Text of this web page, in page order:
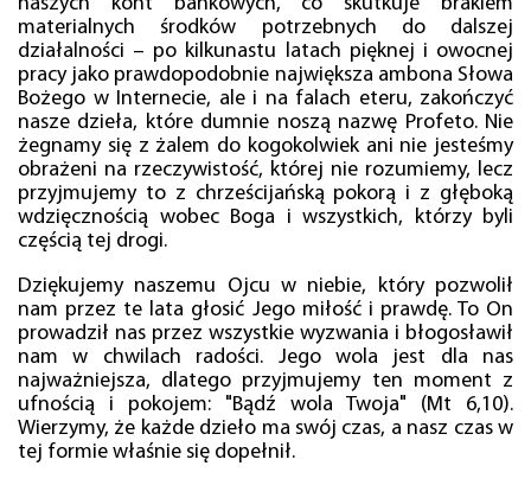
materialnych środków potrzebnych do dalszej
działalności – po kilkunastu latach pięknej i owocnej
pracy jako prawdopodobnie największa ambona Słowa
Bożego w Internecie, ale i na falach eteru, zakończyć
nasze dzieła, które dumnie noszą nazwę Profeto. Nie
żegnamy się z żalem do kogokolwiek ani nie jesteśmy
obrażeni na rzeczywistość, której nie rozumiemy, lecz
przyjmujemy to z chrześcijańską pokorą i z głęboką
wdzięcznością wobec Boga i wszystkich, którzy byli
częścią tej drogi.
Dziękujemy naszemu Ojcu w niebie, który pozwolił
nam przez te lata głosić Jego miłość i prawdę. To On
prowadził nas przez wszystkie wyzwania i błogosławił
nam w chwilach radości. Jego wola jest dla nas
najważniejsza, dlatego przyjmujemy ten moment z
ufnością i pokojem: "Bądź wola Twoja" (Mt 6,10).
Wierzymy, że każde dzieło ma swój czas, a nasz czas w
tej formie właśnie się dopełnił.